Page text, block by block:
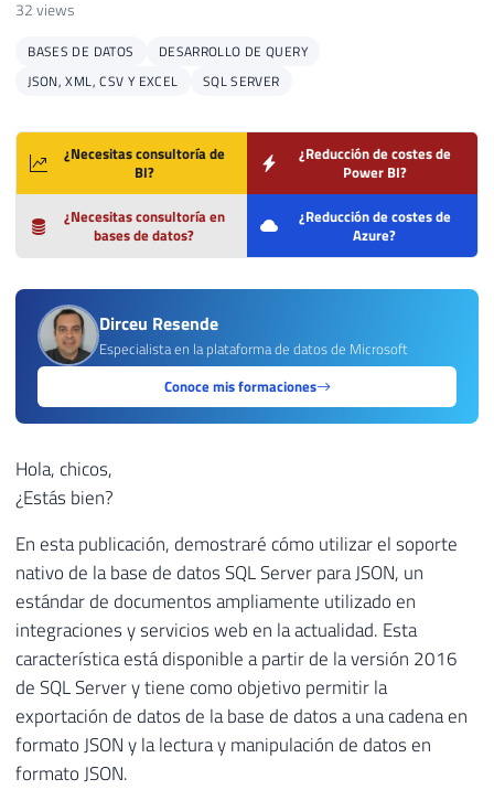
32 views
BASES DE DATOS
DESARROLLO DE QUERY
JSON, XML, CSV Y EXCEL
SQL SERVER
¿Necesitas consultoría de
BI?
¿Reducción de costes de
Power BI?
¿Necesitas consultoría en
bases de datos?
¿Reducción de costes de
Azure?
Dirceu Resende
Especialista en la plataforma de datos de Microsoft
Conoce mis formaciones
Hola, chicos,
¿Estás bien?
En esta publicación, demostraré cómo utilizar el soporte
nativo de la base de datos SQL Server para JSON, un
estándar de documentos ampliamente utilizado en
integraciones y servicios web en la actualidad. Esta
característica está disponible a partir de la versión 2016
de SQL Server y tiene como objetivo permitir la
exportación de datos de la base de datos a una cadena en
formato JSON y la lectura y manipulación de datos en
formato JSON.